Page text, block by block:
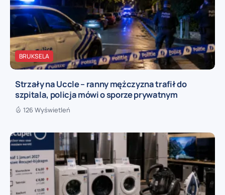
BRUKSELA
Strzały na Uccle – ranny mężczyzna trafił do
szpitala, policja mówi o sporze prywatnym
126 Wyświetleń